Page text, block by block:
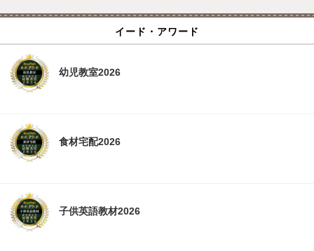
イード・アワード
幼児教室2026
食材宅配2026
子供英語教材2026